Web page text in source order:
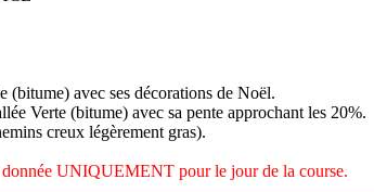
avec ses décorations de Noël.
Verte (bitume) avec sa pente approchant les 20%.
creux légèrement gras).
donnée UNIQUEMENT pour le jour de la course.